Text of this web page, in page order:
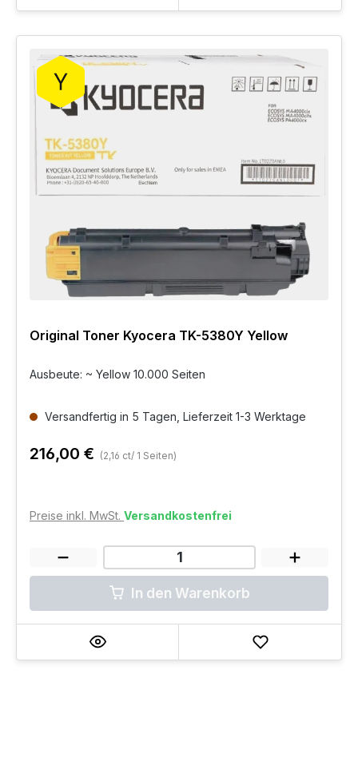
Original Toner Kyocera TK-5380Y Yellow
Ausbeute: ~ Yellow 10.000 Seiten
Versandfertig in 5 Tagen, Lieferzeit 1-3 Werktage
216,00 € (2,16 ct/ 1 Seiten)
Preise inkl. MwSt. Versandkostenfrei
In den Warenkorb